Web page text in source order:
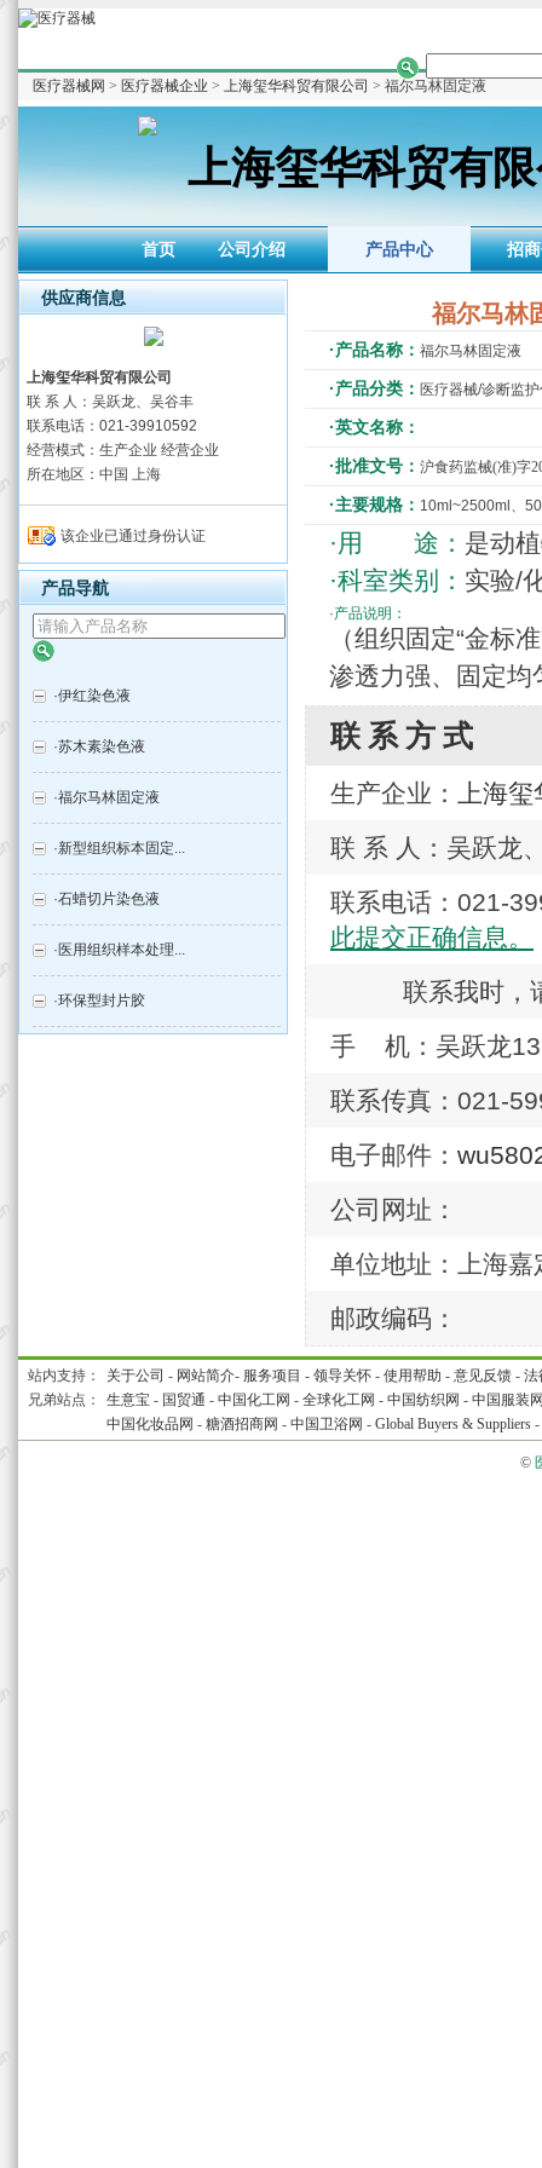
医疗器械网 > 医疗器械企业 > 上海玺华科贸有限公司 > 福尔马林固定液
上海玺华科贸有
首页 公司介绍 产品中心 招
福尔马林
·产品名称： 福尔马林固定液
·产品分类： 医疗器械/诊断监
·英文名称：
·批准文号： 沪食药监械(准)字
·主要规格： 10ml~2500ml、
·用 途： 是动
·科室类别： 实验/
·产品说明：
（组织固定“金标
渗透力强、固定均
联系方式
生产企业： 上海玺
联 系 人：吴跃龙
联系电话：
此提交正确信息。
联系我时，
手 机：吴跃龙
联系传真：021-
电子邮件：
公司网址：
单位地址：上海
邮政编码：
供应商信息
上海玺华科贸有限公司
联 系 人：吴跃龙、吴谷丰
联系电话：021-39910592
经营模式：生产企业 经营企业
所在地区：中国 上海
该企业已通过身份认证
产品导航
·伊红染色液
·苏木素染色液
·福尔马林固定液
·新型组织标本固定...
·石蜡切片染色液
· 医用组织样本处理...
·环保型封片胶
站内支持： 关于公司 - 网站简介- 服务项目 - 领导关怀 - 使用帮助 - 意见反馈 - 法
兄弟站点：
生意宝 - 国贸通 - 中国化工网 - 全球化工网 - 中国纺织网 - 中国服装
中国化妆品网 - 糖酒招商网 - 中国卫浴网 - Global Buyers & Suppliers -
©